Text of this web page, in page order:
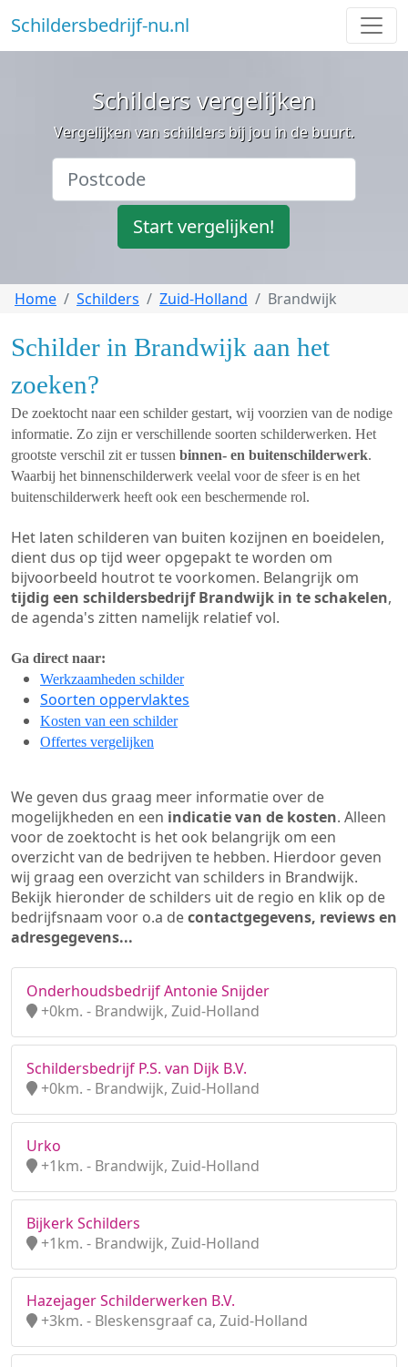
Schildersbedrijf-nu.nl
Schilders vergelijken
Vergelijken van schilders bij jou in de buurt.
Start vergelijken!
Home Schilders Zuid-Holland Brandwijk
Schilder in Brandwijk aan het
zoeken?
De zoektocht naar een schilder gestart, wij voorzien van de nodige
informatie. Zo zijn er verschillende soorten schilderwerken. Het
grootste verschil zit er tussen binnen- en buitenschilderwerk.
Waarbij het binnenschilderwerk veelal voor de sfeer is en het
buitenschilderwerk heeft ook een beschermende rol.
Het laten schilderen van buiten kozijnen en boeidelen,
dient dus op tijd weer opgepakt te worden om
bijvoorbeeld houtrot te voorkomen. Belangrijk om
tijdig een schildersbedrijf Brandwijk in te schakelen,
de agenda's zitten namelijk relatief vol.
Ga direct naar:
Werkzaamheden schilder
Soorten oppervlaktes
Kosten van een schilder
Offertes vergelijken
We geven dus graag meer informatie over de
mogelijkheden en een indicatie van de kosten. Alleen
voor de zoektocht is het ook belangrijk om een
overzicht van de bedrijven te hebben. Hierdoor geven
wij graag een overzicht van schilders in Brandwijk.
Bekijk hieronder de schilders uit de regio en klik op de
bedrijfsnaam voor o.a decontactgegevens, reviews en
adresgegevens...
Onderhoudsbedrijf Antonie Snijder
+0km. - Brandwijk, Zuid-Holland
Schildersbedrijf P.S. van Dijk B.V.
+0km. - Brandwijk, Zuid-Holland
Urko
+1km. - Brandwijk, Zuid-Holland
Bijkerk Schilders
+1km. - Brandwijk, Zuid-Holland
Hazejager Schilderwerken B.V.
+3km. - Bleskensgraaf ca, Zuid-Holland